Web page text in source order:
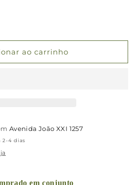
ao carrinho
Avenida João XXI 1257
2-4 dias
em conjunto